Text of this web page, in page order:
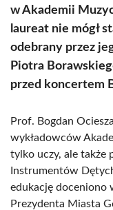
w Akademii
laureat nie mógł
odebrany przez
Piotra
przed koncertem
Prof. Bogdan
wykładowców
tylko uczy, ale także
Instrumentów
edukację doceniono
Prezydenta Miasta